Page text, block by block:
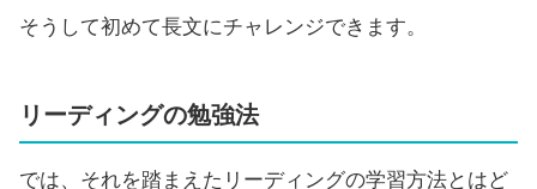
そうして初めて長文にチャレンジできます。
リーディングの勉強法
では、それを踏まえたリーディングの学習方法とはど